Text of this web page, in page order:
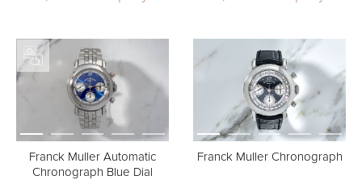
Franck Muller Automatic
Chronograph Blue Dial
Franck Muller Chronograph